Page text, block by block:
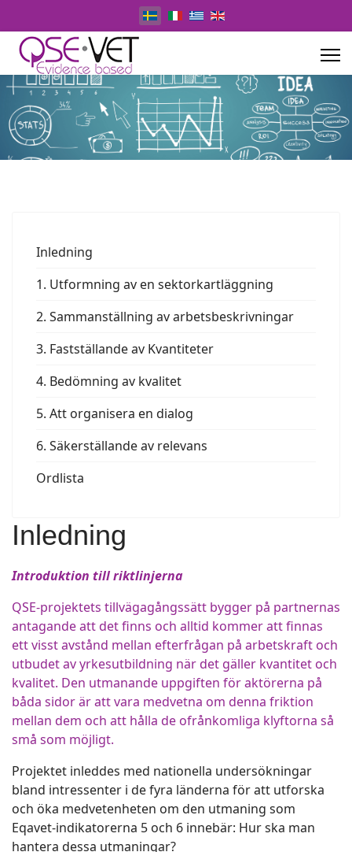
Select your language
Inledning
1. Utformning av en sektorkartläggning
2. Sammanställning av arbetsbeskrivningar
3. Fastställande av Kvantiteter
4. Bedömning av kvalitet
5. Att organisera en dialog
6. Säkerställande av relevans
Ordlista
Inledning
Introduktion till riktlinjerna
QSE-projektets tillvägagångssätt bygger på partnernas
antagande att det finns och alltid kommer att finnas
ett visst avstånd mellan efterfrågan på arbetskraft och
utbudet av yrkesutbildning när det gäller kvantitet och
kvalitet. Den utmanande uppgiften för aktörerna på
båda sidor är att vara medvetna om denna friktion
mellan dem och att hålla de ofrånkomliga klyftorna så
små som möjligt.
Projektet inleddes med nationella undersökningar
bland intressenter i de fyra länderna för att utforska
och öka medvetenheten om den utmaning som
Eqavet-indikatorerna 5 och 6 innebär: Hur ska man
hantera dessa utmaningar?